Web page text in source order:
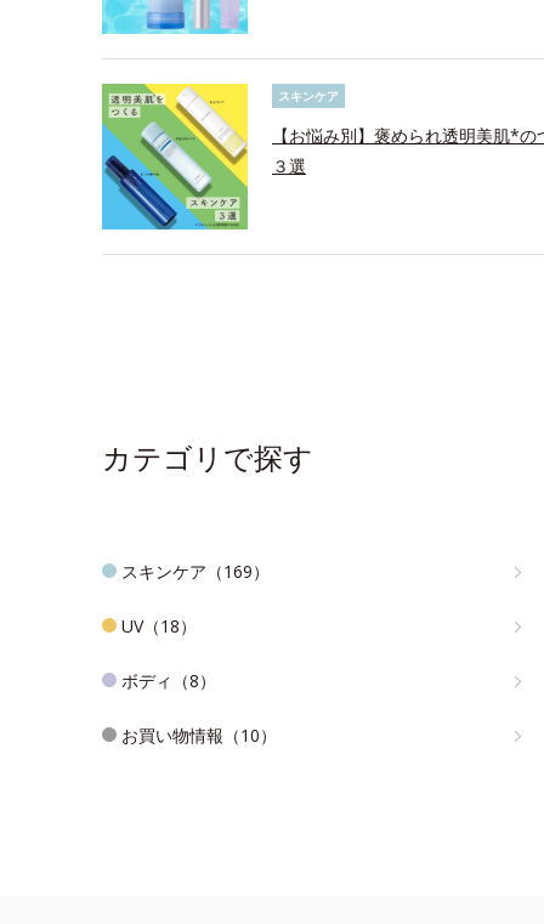
スキンケア
【お悩み別】褒められ透明美肌*
３選
カテゴリで探す
スキンケア（169）
UV（18）
ボディ（8）
お買い物情報（10）